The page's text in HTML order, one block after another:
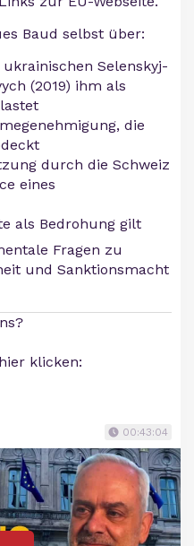
Baud selbst über:
Selenskyj-
(2019) ihm als
die
durch die Schweiz
eines
als Bedrohung gilt
Fragen zu
und Sanktionsmacht
klicken:
00:43:04